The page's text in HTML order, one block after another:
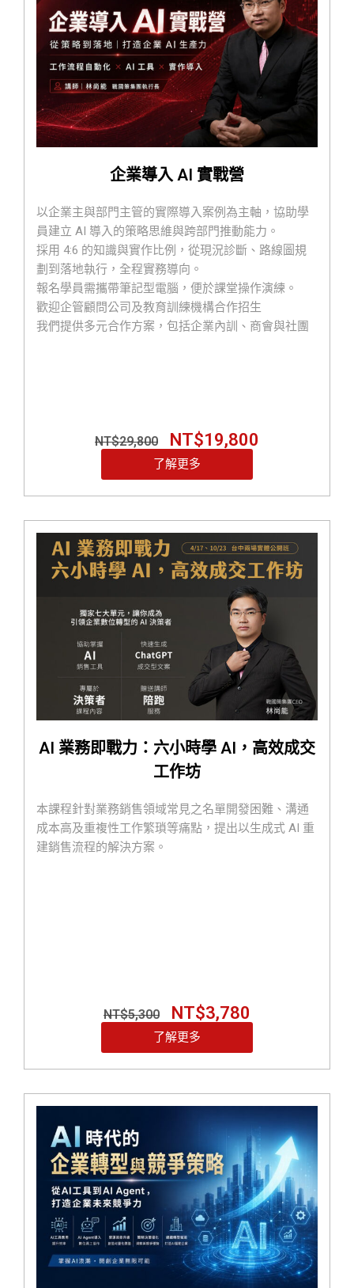
企業導入 AI 實戰營
以企業主與部門主管的實際導入案例為主軸，協助學
員建立 AI 導入的策略思維與跨部門推動能力。
採用 4:6 的知識與實作比例，從現況診斷、路線圖規
劃到落地執行，全程實務導向。
報名學員需攜帶筆記型電腦，便於課堂操作演練。
歡迎企管顧問公司及教育訓練機構合作招生
我們提供多元合作方案，包括企業內訓、商會與社團
NT$29,800 NT$19,800
了解更多
AI 業務即戰力：六小時學 AI，高效成交
工作坊
本課程針對業務銷售領域常見之名單開發困難、溝通
成本高及重複性工作繁瑣等痛點，提出以生成式 AI 重
建銷售流程的解決方案。
NT$5,300 NT$3,780
了解更多